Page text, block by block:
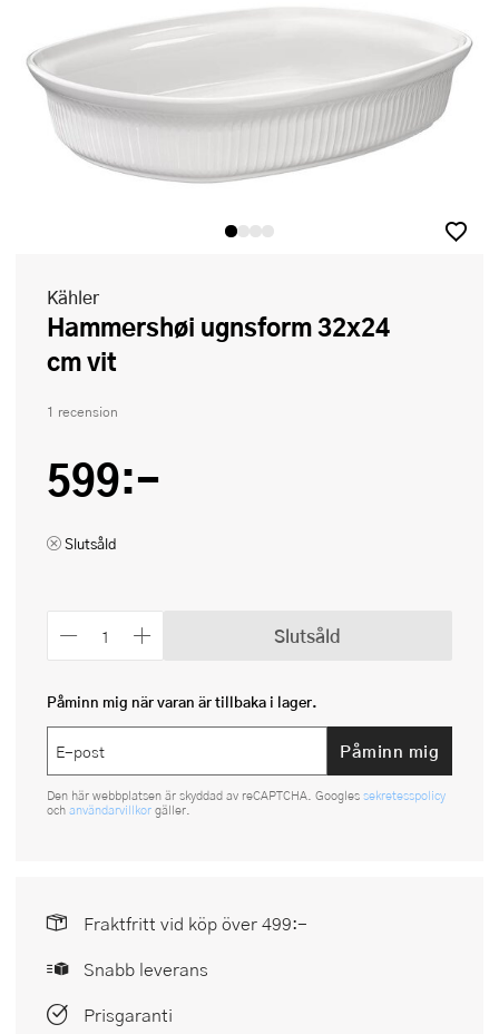
Kähler
Hammershøi ugnsform 32x24
cm vit
1 recension
599:-
Slutsåld
Slutsåld
Påminn mig när varan är tillbaka i lager.
Påminn mig
Den här webbplatsen är skyddad av reCAPTCHA. Googles sekretesspolicy
och användarvillkor gäller.
Fraktfritt vid köp över 499:-
Snabb leverans
Prisgaranti